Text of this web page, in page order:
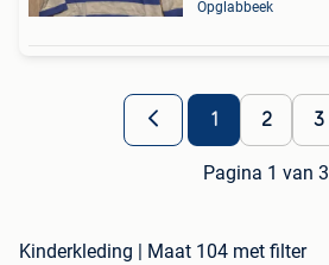
Opglabbeek
1 2 3
Pagina 1 van 3
Kinderkleding | Maat 104 met filter